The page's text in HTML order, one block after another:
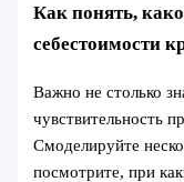
Как понять,
себестоимости
Важно не столько
чувствительность
Смоделируйте
посмотрите, при